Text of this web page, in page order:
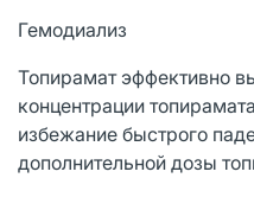
Гемодиализ
Топирамат эффективно
концентрации
избежание быстрого
дополнительной дозы